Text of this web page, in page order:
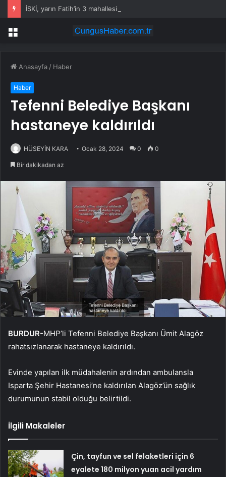
İSKİ, yarın Fatih’in 3 mahallesinde su kesintisi uygulayacak
Menü
Anasayfa / Haber
Haber
Tefenni Belediye Başkanı
hastaneye kaldırıldı
HÜSEYİN KARA Ocak 28, 2024 0 0
Bir dakikadan az
BURDUR-MHP’li Tefenni Belediye Başkanı Ümit Alagöz
rahatsızlanarak hastaneye kaldırıldı.
Evinde yapılan ilk müdahalenin ardından ambulansla
Isparta Şehir Hastanesi’ne kaldırılan Alagöz’ün sağlık
durumunun stabil olduğu belirtildi.
İlgili Makaleler
Çin, tayfun ve sel felaketleri için 6
eyalete 180 milyon yuan acil yardım